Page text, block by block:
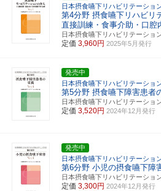
日本摂食嚥下リハビリテーショ
第4分野 摂食嚥下リハビリ
直接訓練・食事介助・口腔
日本摂食嚥下リハビリテーシ
定価 3,960円 2025年5月発行
発売中
日本摂食嚥下リハビリテーショ
第5分野 摂食嚥下障害患者
日本摂食嚥下リハビリテーシ
定価 3,520円 2024年12月発行
発売中
日本摂食嚥下リハビリテーショ
第6分野 小児の摂食嚥下障
日本摂食嚥下リハビリテーシ
定価 3,300円 2024年12月発行